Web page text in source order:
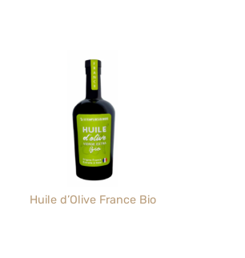
Huile d’Olive France Bio